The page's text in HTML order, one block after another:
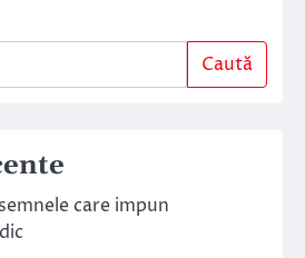
Caută
care impun